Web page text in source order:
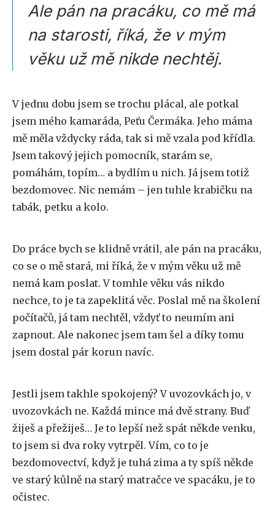
Ale pán na pracáku, co mě má
na starosti, říká, že v mým
věku už mě nikde nechtěj.
V jednu dobu jsem se trochu plácal, ale potkal
jsem mého kamaráda, Peťu Čermáka. Jeho máma
mě měla vždycky ráda, tak si mě vzala pod křídla.
Jsem takový jejich pomocník, starám se,
pomáhám, topím… a bydlím u nich. Já jsem totiž
bezdomovec. Nic nemám – jen tuhle krabičku na
tabák, petku a kolo.
Do práce bych se klidně vrátil, ale pán na pracáku,
co se o mě stará, mi říká, že v mým věku už mě
nemá kam poslat. V tomhle věku vás nikdo
nechce, to je ta zapeklitá věc. Poslal mě na školení
počítačů, já tam nechtěl, vždyť to neumím ani
zapnout. Ale nakonec jsem tam šel a díky tomu
jsem dostal pár korun navíc.
Jestli jsem takhle spokojený? V uvozovkách jo, v
uvozovkách ne. Každá mince má dvě strany. Buď
žiješ a přežiješ… Je to lepší než spát někde venku,
to jsem si dva roky vytrpěl. Vím, co to je
bezdomovectví, když je tuhá zima a ty spíš někde
ve starý kůlně na starý matračce ve spacáku, je to
očistec.